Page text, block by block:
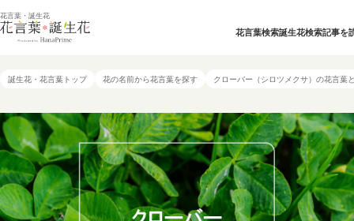
花言葉・誕生花
花言葉検索誕生花検索記事を
誕生花・花言葉トップ 花の名前から花言葉を探す クローバー（シロツメクサ）の花言葉